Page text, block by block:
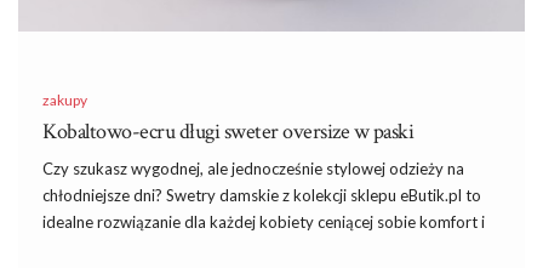
zakupy
Kobaltowo-ecru długi sweter oversize w paski
Czy szukasz wygodnej, ale jednocześnie stylowej odzieży na
chłodniejsze dni? Swetry damskie z kolekcji sklepu eButik.pl to
idealne rozwiązanie dla każdej kobiety ceniącej sobie komfort i